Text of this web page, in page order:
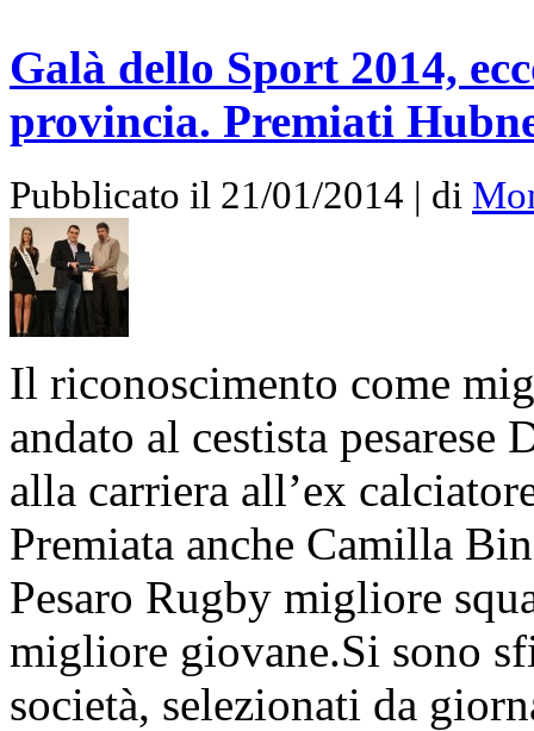
Galà dello Sport 2014,
provincia. Premiati
Pubblicato il 21/01/2014 | di
Il riconoscimento come
andato al cestista pesarese
alla carriera all’ex
Premiata anche Camilla
Pesaro Rugby migliore
migliore giovane.Si sono
società, selezionati da